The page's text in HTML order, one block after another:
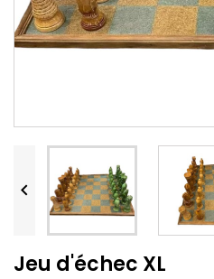

Jeu d'échec XL